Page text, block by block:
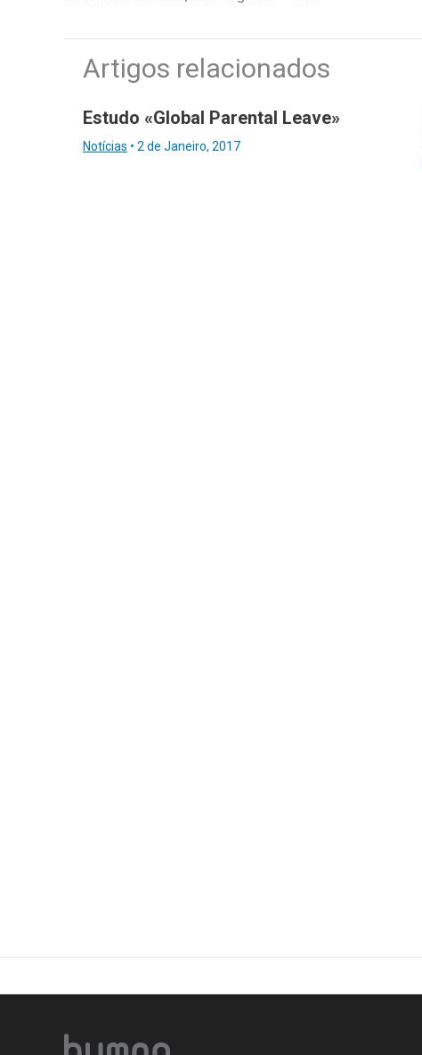
Artigos relacionados
Estudo «Global Parental Leave»
Notícias • 2 de Janeiro, 2017